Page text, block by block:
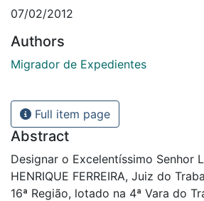
07/02/2012
Authors
Migrador de Expedientes
Full item page
Abstract
Designar o Excelentíssimo Senhor
HENRIQUE FERREIRA, Juiz do
16ª Região, lotado na 4ª Vara do